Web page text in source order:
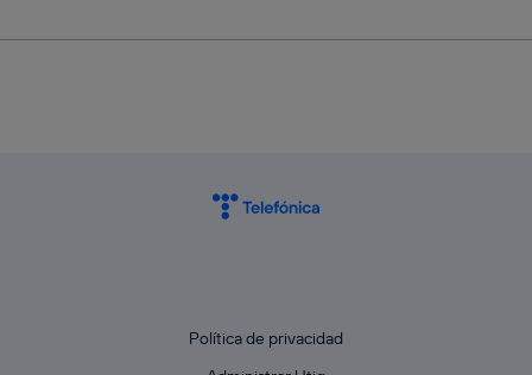
Política de privacidad